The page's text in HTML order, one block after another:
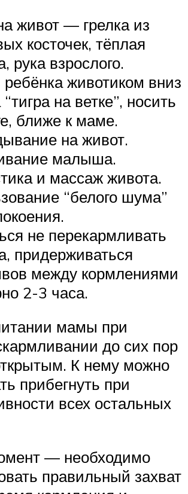
живот — грелка из
косточек, тёплая
рука взрослого.
животиком вниз
на ветке”, носить
ближе к маме.
на живот.
малыша.
и массаж живота.
“белого шума”
не перекармливать
придерживаться
между кормлениями
2-3 часа.
мамы при
до сих пор
К нему можно
прибегнуть при
всех остальных
— необходимо
правильный захват